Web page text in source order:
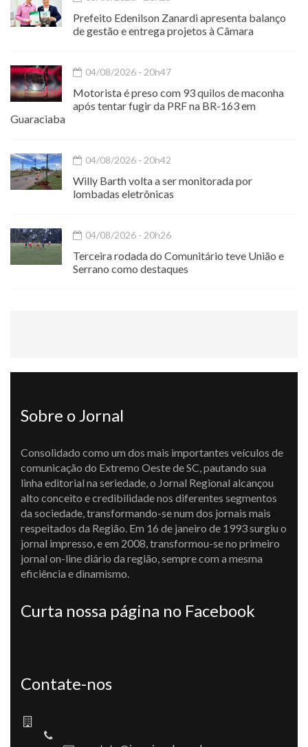
Prefeito Edenilson Zanardi apresenta balanço
de gestão e entrega projetos à Câmara
04/08/2026 - 20h47
Motorista é preso com 93 quilos de maconha
após tentar fugir da PRF na BR-163 em
Guaraciaba
04/08/2026 - 20h42
Willy Barth volta a ser monitorada por
lombadas eletrônicas
04/08/2026 - 20h26
Terceira rodada do Comunitário teve União e
Serrano como destaques
Sobre o Jornal
Consolidado como um dos mais importantes veículos de
comunicação do Extremo Oeste de SC, pautando sua
linha editorial na seriedade, o Jornal Regional alcançou
alto conceito e credibilidade nos diferentes segmentos
da sociedade, transformando-se num dos jornais mais
respeitados da Região. Em 16 de janeiro de 1993 surgiu o
jornal impresso, e em 2008, transformou-se no primeiro
jornal on-line diário da região, sempre com a mesma
eficiência e dinamismo.
Curta nossa página no Facebook
Contate-nos